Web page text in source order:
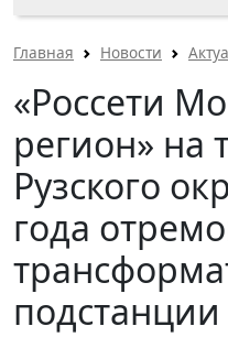
Главная Новости
«Россети
регион» на
Рузского
года
подстанции